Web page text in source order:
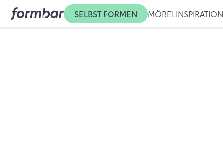
SELBST FORMEN MÖBEL INSPIRATION